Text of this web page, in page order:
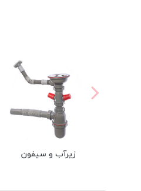
زیرآب و سیفون